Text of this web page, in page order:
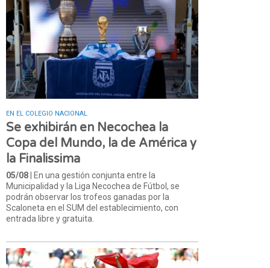
EN EL COLEGIO NACIONAL
Se exhibirán en Necochea la
Copa del Mundo, la de América y
la Finalissima
05/08 | En una gestión conjunta entre la
Municipalidad y la Liga Necochea de Fútbol, se
podrán observar los trofeos ganadas por la
Scaloneta en el SUM del establecimiento, con
entrada libre y gratuita.